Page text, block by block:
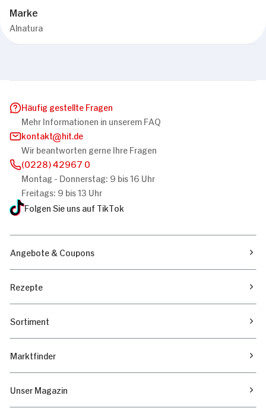
Marke
Alnatura
Häufig gestellte Fragen
Mehr Informationen in unserem FAQ
kontakt
hit.de
Wir beantworten gerne Ihre Fragen
(0228) 42967 0
Montag - Donnerstag: 9 bis 16 Uhr
Freitags: 9 bis 13 Uhr
Folgen Sie uns auf TikTok
Angebote & Coupons
Rezepte
Sortiment
Marktfinder
Unser Magazin